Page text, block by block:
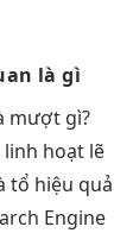
là gì
mượt gì?
linh hoạt lẽ
tổ hiệu quả
Engine